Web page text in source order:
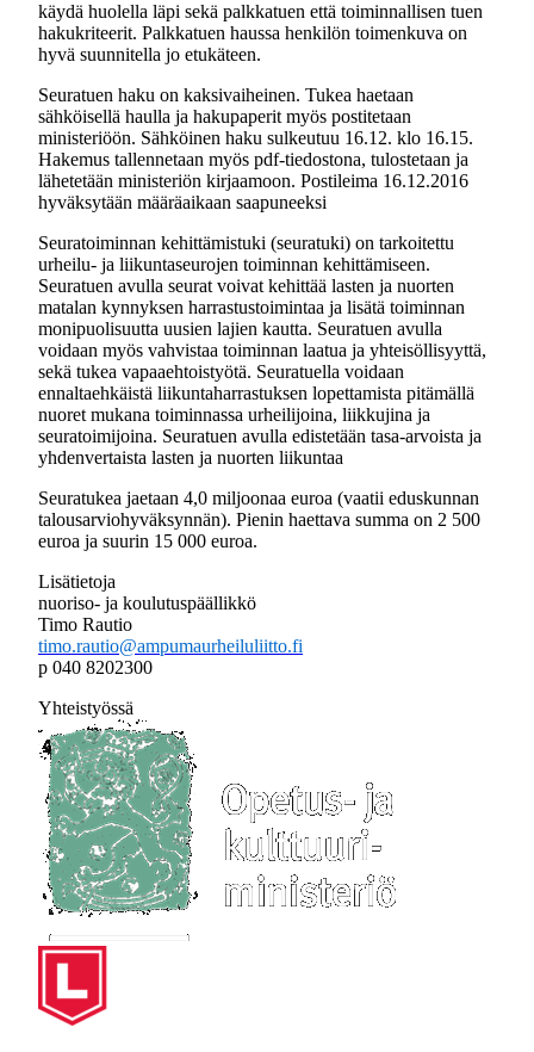
käydä huolella läpi sekä palkkatuen että toiminnallisen tuen
hakukriteerit. Palkkatuen haussa henkilön toimenkuva on
hyvä suunnitella jo etukäteen.
Seuratuen haku on kaksivaiheinen. Tukea haetaan
sähköisellä haulla ja hakupaperit myös postitetaan
ministeriöön. Sähköinen haku sulkeutuu 16.12. klo 16.15.
Hakemus tallennetaan myös pdf-tiedostona, tulostetaan ja
lähetetään ministeriön kirjaamoon. Postileima 16.12.2016
hyväksytään määräaikaan saapuneeksi
Seuratoiminnan kehittämistuki (seuratuki) on tarkoitettu
urheilu- ja liikuntaseurojen toiminnan kehittämiseen.
Seuratuen avulla seurat voivat kehittää lasten ja nuorten
matalan kynnyksen harrastustoimintaa ja lisätä toiminnan
monipuolisuutta uusien lajien kautta. Seuratuen avulla
voidaan myös vahvistaa toiminnan laatua ja yhteisöllisyyttä,
sekä tukea vapaaehtoistyötä. Seuratuella voidaan
ennaltaehkäistä liikuntaharrastuksen lopettamista pitämällä
nuoret mukana toiminnassa urheilijoina, liikkujina ja
seuratoimijoina. Seuratuen avulla edistetään tasa-arvoista ja
yhdenvertaista lasten ja nuorten liikuntaa
Seuratukea jaetaan 4,0 miljoonaa euroa (vaatii eduskunnan
talousarviohyväksynnän). Pienin haettava summa on 2 500
euroa ja suurin 15 000 euroa.
Lisätietoja
nuoriso- ja koulutuspäällikkö
Timo Rautio
timo.rautio@ampumaurheiluliitto.fi
p 040 8202300
Yhteistyössä